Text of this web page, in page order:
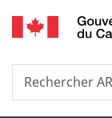
Rechercher
dans